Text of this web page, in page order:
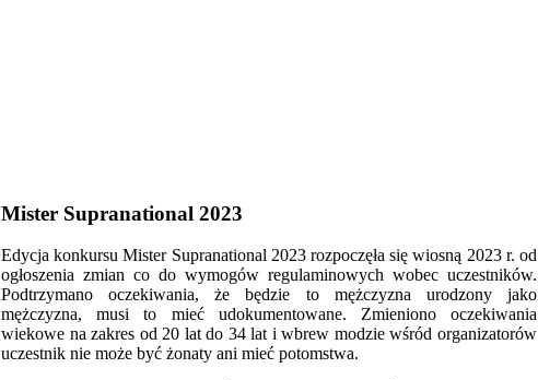
Mister Supranational 2023
Edycja konkursu Mister Supranational 2023 rozpoczęła się wiosną 2023 r. od
ogłoszenia zmian co do wymogów regulaminowych wobec uczestników.
Podtrzymano oczekiwania, że będzie to mężczyzna urodzony jako
mężczyzna, musi to mieć udokumentowane. Zmieniono oczekiwania
wiekowe na zakres od 20 lat do 34 lat i wbrew modzie wśród organizatorów
uczestnik nie może być żonaty ani mieć potomstwa.